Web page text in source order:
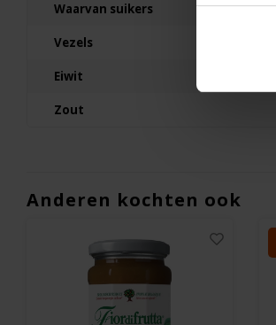
Waarvan suikers
Vezels
Eiwit
Zout
Anderen kochten ook